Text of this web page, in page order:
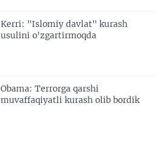
Kerri: "Islomiy davlat" kurash
usulini o'zgartirmoqda
Obama: Terrorga qarshi
muvaffaqiyatli kurash olib bordik